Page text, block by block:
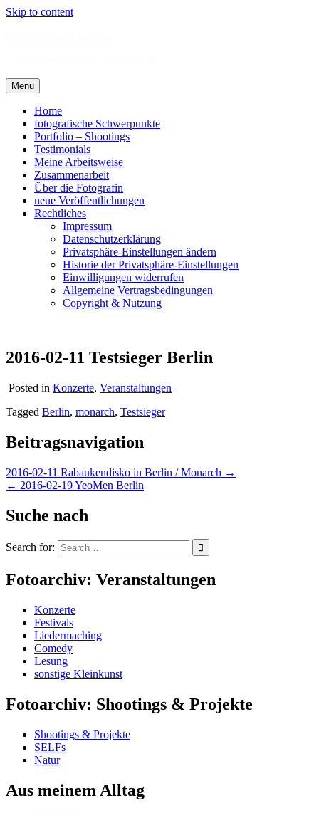
Skip to content
Menu
Home
fotografische Schwerpunkte
Portfolio – Shootings
Testimonials
Meine Arbeitsweise
Zusammenarbeit
Über die Fotografin
neue Veröffentlichungen
Rechtliches
Impressum
Datenschutzerklärung
Privatsphäre-Einstellungen ändern
Historie der Privatsphäre-Einstellungen
Einwilligungen widerrufen
Allgemeine Vertragsbedingungen
Copyright & Nutzung
2016-02-11 Testsieger Berlin
Posted in Konzerte, Veranstaltungen
Tagged Berlin, monarch, Testsieger
Beitragsnavigation
2016-02-11 Rabaukendisko in Berlin / Monarch →
← 2016-02-19 YeoMen Berlin
Suche nach
Search for:
Fotoarchiv: Veranstaltungen
Konzerte
Festivals
Liedermaching
Comedy
Lesung
sonstige Kleinkunst
Fotoarchiv: Shootings & Projekte
Shootings & Projekte
SELFs
Natur
Aus meinem Alltag